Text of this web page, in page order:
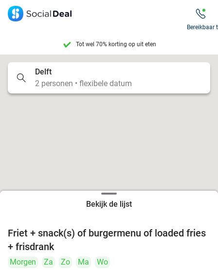
Tot wel 70% korting op uit eten
7 dagen per week beschikbaar
10+ miljoen leden
Bereikbaar
Delft
2 personen • flexibele datum
Bekijk de lijst
39%
Friet + snack(s) of burgermenu of loaded fries
+ frisdrank
Morgen Za Zo Ma
Wo